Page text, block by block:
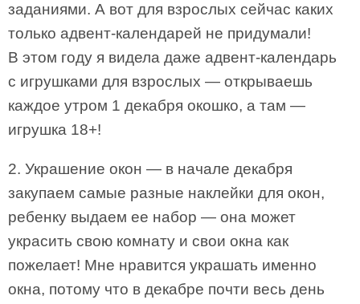
заданиями. А вот для взрослых сейчас каких
только адвент-календарей не придумали!
В этом году я видела даже адвент-календарь
с игрушками для взрослых — открываешь
каждое утром 1 декабря окошко, а там —
игрушка 18+!
2. Украшение окон — в начале декабря
закупаем самые разные наклейки для окон,
ребенку выдаем ее набор — она может
украсить свою комнату и свои окна как
пожелает! Мне нравится украшать именно
окна, потому что в декабре почти весь день